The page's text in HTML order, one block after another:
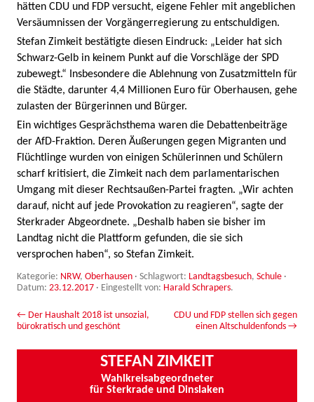
hätten CDU und FDP versucht, eigene Fehler mit angeblichen
Versäumnissen der Vorgängerregierung zu entschuldigen.
Stefan Zimkeit bestätigte diesen Eindruck: „Leider hat sich
Schwarz-Gelb in keinem Punkt auf die Vorschläge der SPD
zubewegt.“ Insbesondere die Ablehnung von Zusatzmitteln für
die Städte, darunter 4,4 Millionen Euro für Oberhausen, gehe
zulasten der Bürgerinnen und Bürger.
Ein wichtiges Gesprächsthema waren die Debattenbeiträge
der AfD-Fraktion. Deren Äußerungen gegen Migranten und
Flüchtlinge wurden von einigen Schülerinnen und Schülern
scharf kritisiert, die Zimkeit nach dem parlamentarischen
Umgang mit dieser Rechtsaußen-Partei fragten. „Wir achten
darauf, nicht auf jede Provokation zu reagieren“, sagte der
Sterkrader Abgeordnete. „Deshalb haben sie bisher im
Landtag nicht die Plattform gefunden, die sie sich
versprochen haben“, so Stefan Zimkeit.
Kategorie: NRW, Oberhausen · Schlagwort: Landtagsbesuch, Schule ·
Datum: 23.12.2017 · Eingestellt von: Harald Schrapers.
Beitrags-Navigation
← Der Haushalt 2018 ist unsozial,
bürokratisch und geschönt
CDU und FDP stellen sich gegen
einen Altschuldenfonds →
STEFAN ZIMKEIT
Wahlkreisabgeordneter
für Sterkrade und Dinslaken